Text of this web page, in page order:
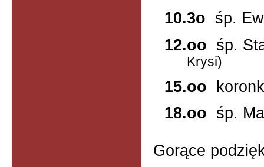
10.3o śp.
12.oo śp.
Krysi)
15.oo
18.oo śp.
Gorące